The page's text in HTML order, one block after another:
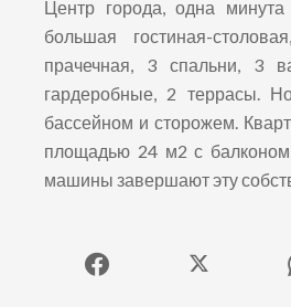
Центр города, одна
большая гостиная-
прачечная, 3 спальни, 3
гардеробные, 2 террасы.
бассейном и сторожем.
площадью 24 м2 с
машины завершают эту